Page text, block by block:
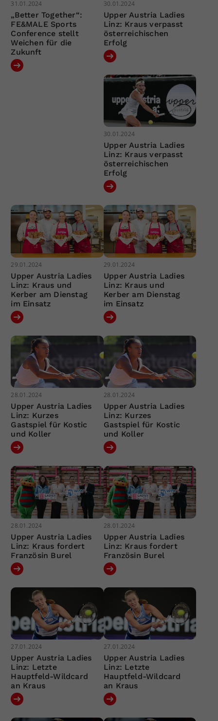
31.01.2024
„Better Together“:
FE&MALE Sports
Conference stellt
Weichen für die
Zukunft
30.01.2024
Upper Austria Ladies
Linz: Kraus verpasst
österreichischen
Erfolg
30.01.2024
Upper Austria Ladies
Linz: Kraus verpasst
österreichischen
Erfolg
29.01.2024
Upper Austria Ladies
Linz: Kraus und
Kerber am Dienstag
im Einsatz
29.01.2024
Upper Austria Ladies
Linz: Kraus und
Kerber am Dienstag
im Einsatz
28.01.2024
Upper Austria Ladies
Linz: Kurzes
Gastspiel für Kostic
und Koller
28.01.2024
Upper Austria Ladies
Linz: Kurzes
Gastspiel für Kostic
und Koller
28.01.2024
Upper Austria Ladies
Linz: Kraus fordert
Französin Burel
28.01.2024
Upper Austria Ladies
Linz: Kraus fordert
Französin Burel
27.01.2024
Upper Austria Ladies
Linz: Letzte
Hauptfeld-Wildcard
an Kraus
27.01.2024
Upper Austria Ladies
Linz: Letzte
Hauptfeld-Wildcard
an Kraus